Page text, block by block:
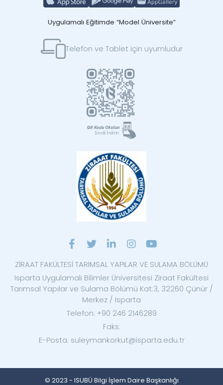
Uygulamalı Eğitimde “Model Üniversite”
Telefon ve Tablet için uyumludur
ZİRAAT FAKÜLTESİ TARIMSAL YAPILAR VE SULAMA BÖLÜMÜ
Isparta Uygulamalı Bilimler Üniversitesi Ziraat Fakültesi
Tarımsal Yapılar ve Sulama Bölümü Kat:3, 32260 Çünür /
Merkez / Isparta
Telefon: +90 246 2146289
Faks:
E-Posta: suleymankorkut@isparta.edu.tr
© 2023 - ISUBÜ Bilgi İşlem Daire Başkanlığı